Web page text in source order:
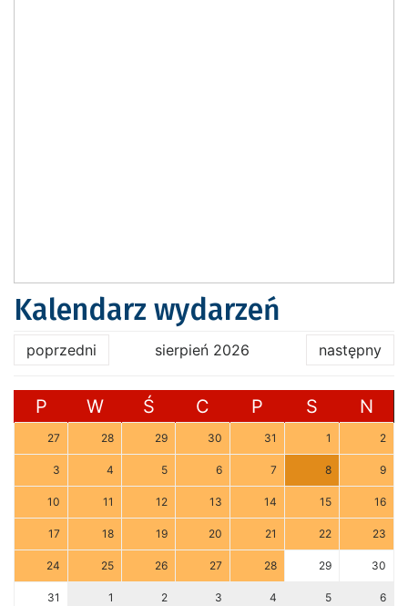
Kalendarz wydarzeń
poprzedni sierpień 2026 następny
P W Ś C P S N
27 28 29 30 31 1 2
3 4 5 6 7 8 9
10 11 12 13 14 15 16
17 18 19 20 21 22 23
24 25 26 27 28 29 30
31 1 2 3 4 5 6